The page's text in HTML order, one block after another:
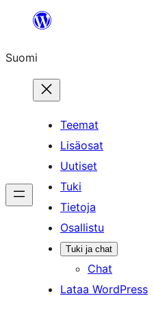
Suomi
Teemat
Lisäosat
Uutiset
Tuki
Tietoja
Osallistu
Tuki ja chat
Chat
Lataa WordPress